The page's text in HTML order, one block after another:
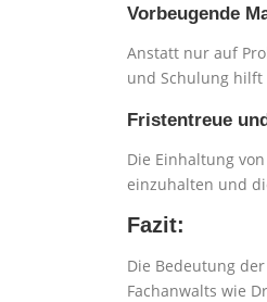
Vorbeugende
Anstatt nur auf
und Schulung
Fristentreue
Die Einhaltung
einzuhalten und
Fazit:
Die Bedeutung
Fachanwalts wie